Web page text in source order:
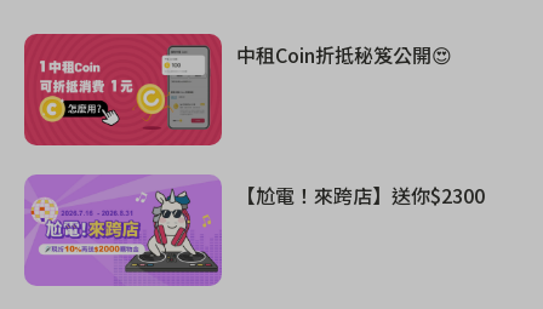
中租Coin折抵秘笈公開😍
【尬電！來跨店】送你$2300